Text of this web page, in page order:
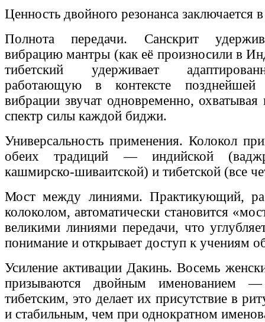
Ценность двойного резонанса заключается
Полнота передачи. Санскрит
вибрацию мантры (как её произносили в
тибетский удерживает
работающую в контексте
вибрации звучат одновременно, охватывая
спектр силы каждой биджи.
Универсальность применения. Колокол
обеих традиций — индийской
кашмирско-шиваитской) и тибетской (все
Мост между линиями. Практикующий,
колоколом, автоматически становится
великими линиями передачи, что
понимание и открывает доступ к учениям
Усиление активации Дакинь. Восемь
призываются двойным именованием
тибетским, это делает их присутствие в
и стабильным, чем при однократном